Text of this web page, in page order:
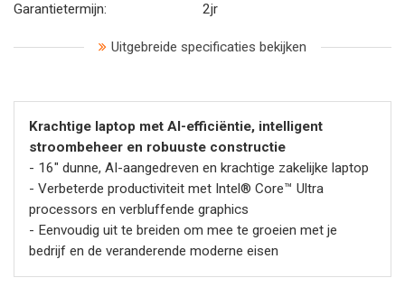
Garantietermijn:
2jr
Uitgebreide specificaties bekijken
Krachtige laptop met AI-efficiëntie, intelligent
stroombeheer en robuuste constructie
- 16" dunne, AI-aangedreven en krachtige zakelijke laptop
- Verbeterde productiviteit met Intel® Core™ Ultra
processors en verbluffende graphics
- Eenvoudig uit te breiden om mee te groeien met je
bedrijf en de veranderende moderne eisen